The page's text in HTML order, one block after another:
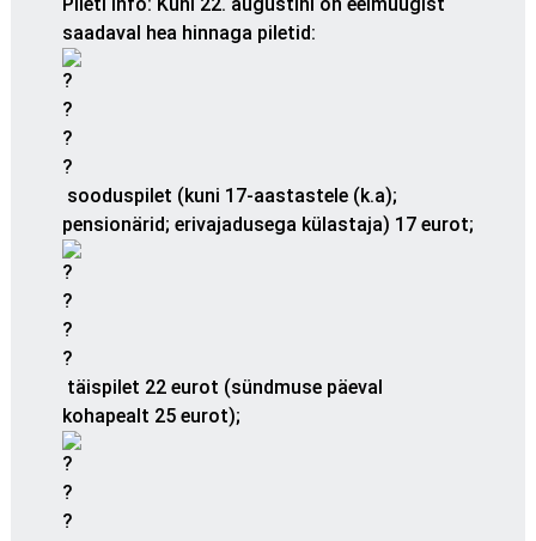
Pileti info: Kuni 22. augustini on eelmüügist
saadaval hea hinnaga piletid:
sooduspilet (kuni 17-aastastele (k.a);
pensionärid; erivajadusega külastaja) 17 eurot;
täispilet 22 eurot (sündmuse päeval
kohapealt 25 eurot);